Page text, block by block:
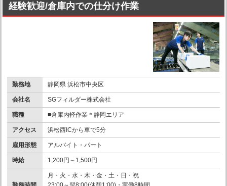
経験歓迎/倉庫内での仕分け作業
勤務地 静岡県 浜松市中央区
会社名 SGフィルダー株式会社
職種 ■倉庫内軽作業＊静岡エリア
アクセス 浜松西ICから車で5分
雇用形態 アルバイト・パート
時給 1,200円～1,500円
月・火・水・木・金・土・日・祝